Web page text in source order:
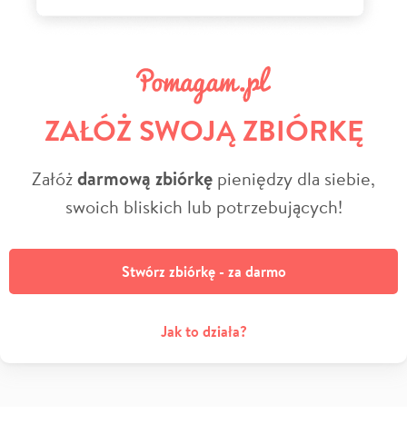
ZAŁÓŻ SWOJĄ ZBIÓRKĘ
Załóżdarmową zbiórkę pieniędzy dla siebie,
swoich bliskich lub potrzebujących!
Stwórz zbiórkę - za darmo
Jak to działa?